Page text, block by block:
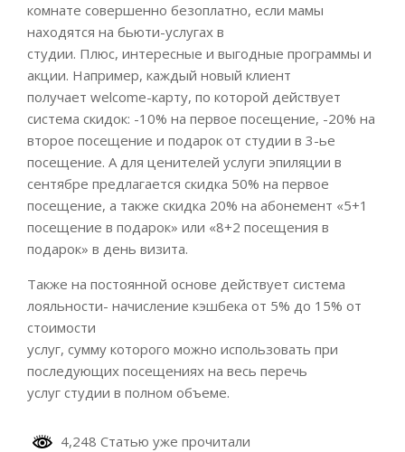
комнате совершенно безоплатно, если мамы
находятся на бьюти-услугах в
студии. Плюс, интересные и выгодные программы и
акции. Например, каждый новый клиент
получает welcome-карту, по которой действует
система скидок: -10% на первое посещение, -20% на
второе посещение и подарок от студии в 3-ье
посещение. А для ценителей услуги эпиляции в
сентябре предлагается скидка 50% на первое
посещение, а также скидка 20% на абонемент «5+1
посещение в подарок» или «8+2 посещения в
подарок» в день визита.
Также на постоянной основе действует система
лояльности- начисление кэшбека от 5% до 15% от
стоимости
услуг, сумму которого можно использовать при
последующих посещениях на весь перечь
услуг студии в полном объеме.
4,248 Статью уже прочитали